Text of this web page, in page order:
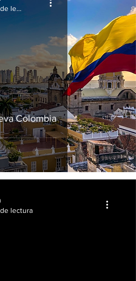
Colombia
lectura